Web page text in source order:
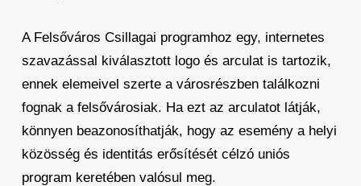
A Felsőváros Csillagai programhoz egy, internetes
szavazással kiválasztott logo és arculat is tartozik,
ennek elemeivel szerte a városrészben találkozni
fognak a felsővárosiak. Ha ezt az arculatot látják,
könnyen beazonosíthatják, hogy az esemény a helyi
közösség és identitás erősítését célzó uniós
program keretében valósul meg.